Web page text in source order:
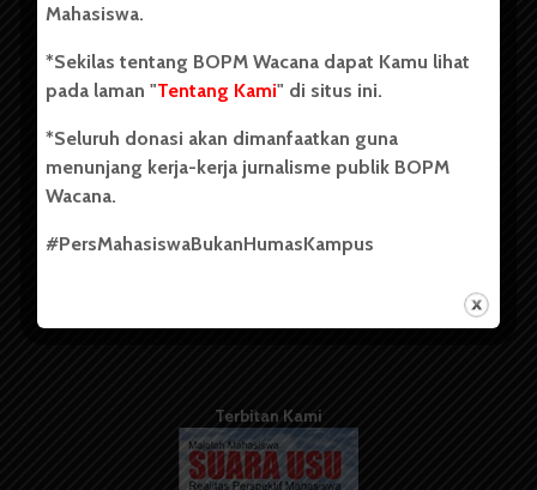
Tentang Kami
Info Iklan
Terbitan Kami
Mahasiswa.
*Sekilas tentang BOPM Wacana dapat Kamu lihat
pada laman "Tentang Kami" di situs ini.
*Seluruh donasi akan dimanfaatkan guna
menunjang kerja-kerja jurnalisme publik BOPM
Wacana.
#PersMahasiswaBukanHumasKampus